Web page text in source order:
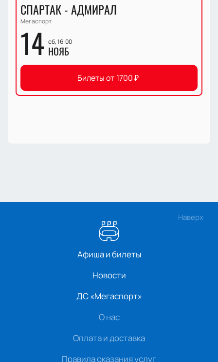
СПАРТАК - АДМИРАЛ
Мегаспорт
14 сб, 16:00
НОЯБ
Билеты от 1700₽
Наверх
Афиша и билеты
Новости
ДС «Мегаспорт»
О нас
Оплата и доставка
Правила оказания услуг